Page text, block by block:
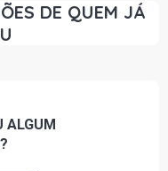
DE QUEM JÁ
ALGUM